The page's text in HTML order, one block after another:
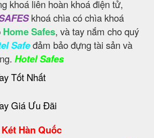
khoá liên hoàn khoá điện tử,
khoá chìa có chìa khoá
Home Safes, và tay nắm cho quý
Safeđảm bảo đựng tài sản và
Hotel Safes
Hàn Quốc